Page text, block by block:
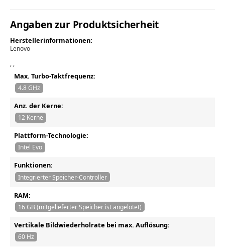
Angaben zur Produktsicherheit
Herstellerinformationen:
Lenovo
, ,
Max. Turbo-Taktfrequenz:
4.8 GHz
Anz. der Kerne:
12 Kerne
Plattform-Technologie:
Intel Evo
Funktionen:
Integrierter Speicher-Controller
RAM:
16 GB (mitgelieferter Speicher ist angelötet)
Vertikale Bildwiederholrate bei max. Auflösung:
60 Hz